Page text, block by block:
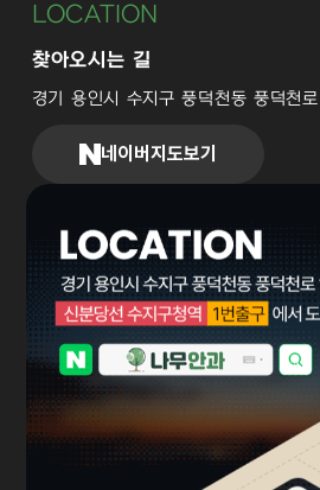
LOCATION
찾아오시는 길
경기 용인시 수지구 풍덕천동 풍덕천
네이버지도보기